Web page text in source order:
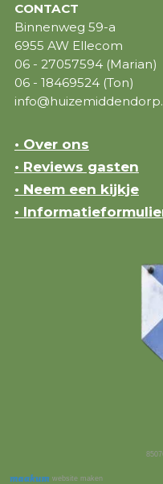
CONTACT
Binnenweg 59-a
6955 AW Ellecom
06 - 27057594 (Marian)
06 - 18469524 (Ton)
• Over ons
• Reviews gasten
• Neem een kijkje
•
website maken